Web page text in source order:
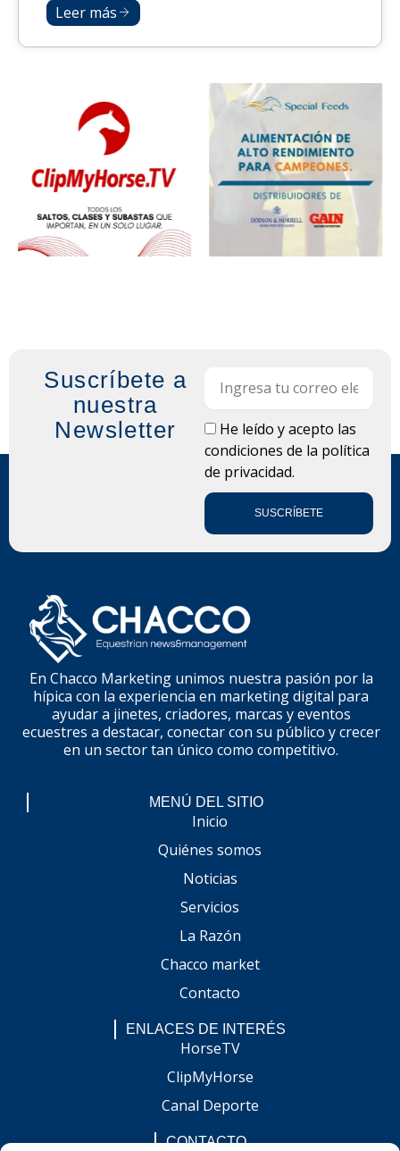
Leer más
Suscríbete a
nuestra
Newsletter
LOPDHe leído y acepto las
condiciones de la política
de privacidad.
SUSCRÍBETE
En Chacco Marketing unimos nuestra pasión por la
hípica con la experiencia en marketing digital para
ayudar a jinetes, criadores, marcas y eventos
ecuestres a destacar, conectar con su público y crecer
en un sector tan único como competitivo.
MENÚ DEL SITIO
Inicio
Quiénes somos
Noticias
Servicios
La Razón
Chacco market
Contacto
ENLACES DE INTERÉS
HorseTV
ClipMyHorse
Canal Deporte
CONTACTO